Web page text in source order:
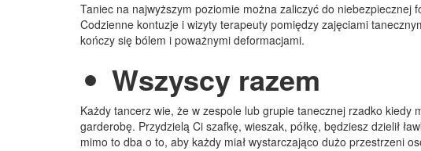
Taniec na najwyższym poziomie można zaliczyć do niebezpiecznej
Codzienne kontuzje i wizyty terapeuty pomiędzy zajęciami
kończy się bólem i poważnymi deformacjami.
Wszyscy razem
Każdy tancerz wie, że w zespole lub grupie tanecznej rzadko kiedy
garderobę. Przydzielą Ci szafkę, wieszak, półkę, będziesz dzielił
mimo to dba o to, aby każdy miał wystarczająco dużo przestrzeni